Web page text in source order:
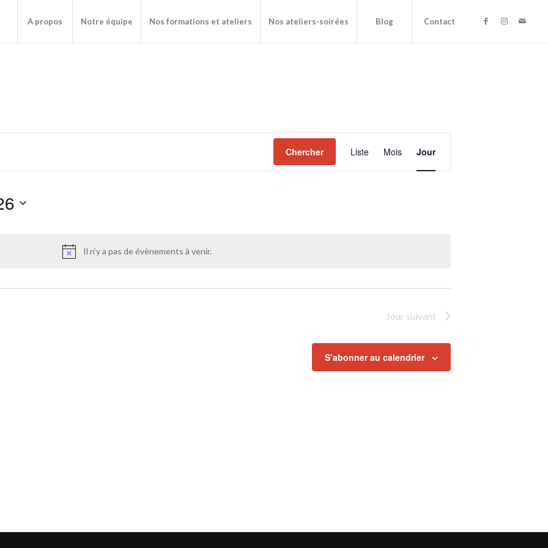
A propos Notre équipe Nos formations et ateliers Nos ateliers-soirées Blog Contact
Il n’y a pas de évènements à venir.
Chercher
NAVIGATION
DE
VUES
Liste Mois Jour
Jour suivant
S’abonner au calendrier